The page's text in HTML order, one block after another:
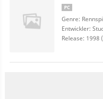
PC
Genre:
Entwickler:
Release: 1998